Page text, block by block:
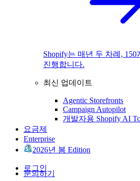
Shopify는 매년 두 차례,
진행합니다.
최신 업데이트
Agentic Storefronts
Campaign Autopilot
개발자용 Shopify AI
요금제
Enterprise
2026년 봄 Edition
로그인
문의하기